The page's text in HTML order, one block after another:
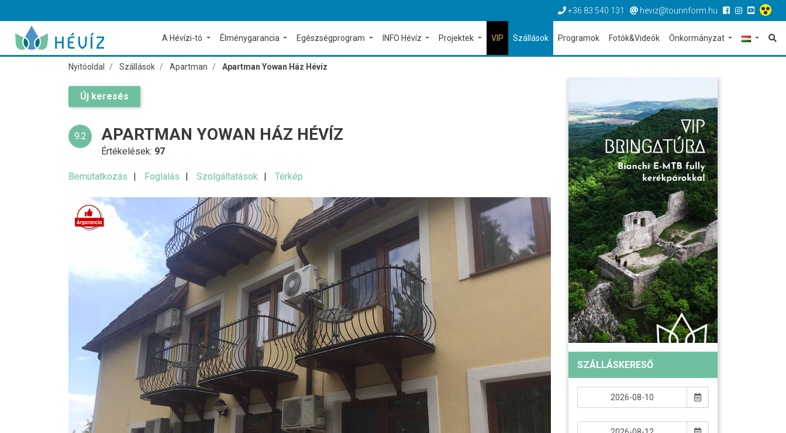
+36 83 540 131 heviz@tourinform.hu
A Hévízi-tó Élménygarancia Egészségprogram INFO Hévíz Projektek VIP Szállások Programok Fotók&Videók Önkormányzat
Nyitóoldal Szállások Apartman Apartman Yowan Ház Hévíz
Új keresés
9.2 APARTMAN YOWAN HÁZ HÉVÍZ
Értékelések: 97
Bemutatkozás Foglalás Szolgáltatások Térkép
SZÁLLÁSKERESŐ